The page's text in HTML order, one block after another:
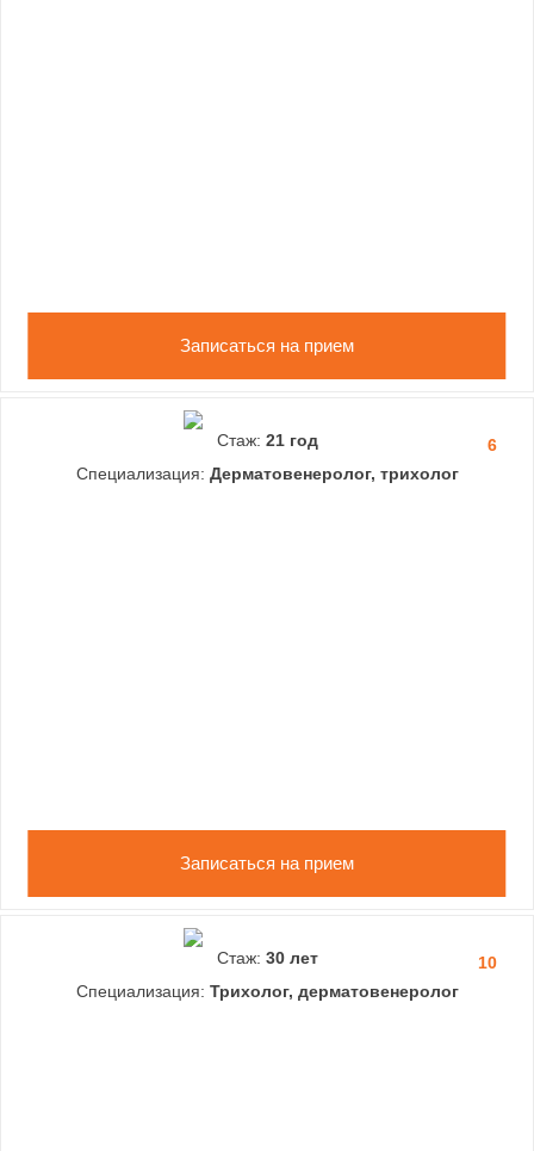
Записаться на прием
6
Стаж: 21 год
Специализация: Дерматовенеролог, трихолог
Записаться на прием
10
Стаж: 30 лет
Специализация: Трихолог, дерматовенеролог